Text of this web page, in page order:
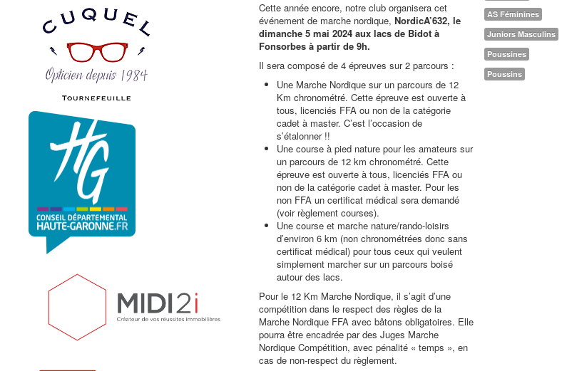
Cette année encore, notre club organisera cet
événement de marche nordique, NordicA’632, le
dimanche 5 mai 2024 aux lacs de Bidot à
Fonsorbes à partir de 9h.
Il sera composé de 4 épreuves sur 2 parcours :
Une Marche Nordique sur un parcours de 12
Km chronométré. Cette épreuve est ouverte à
tous, licenciés FFA ou non de la catégorie
cadet à master. C’est l’occasion de
s’étalonner !!
Une course à pied nature pour les amateurs sur
un parcours de 12 km chronométré. Cette
épreuve est ouverte à tous, licenciés FFA ou
non de la catégorie cadet à master. Pour les
non FFA un certificat médical sera demandé
(voir règlement courses).
Une course et marche nature/rando-loisirs
d’environ 6 km (non chronométrées donc sans
certificat médical) pour tous ceux qui veulent
simplement marcher sur un parcours boisé
autour des lacs.
Pour le 12 Km Marche Nordique, il s’agit d’une
compétition dans le respect des règles de la
Marche Nordique FFA avec bâtons obligatoires. Elle
pourra être encadrée par des Juges Marche
Nordique Compétition, avec pénalité « temps », en
cas de non-respect du règlement.
AS Féminines
Juniors Masculins
Poussines
Poussins